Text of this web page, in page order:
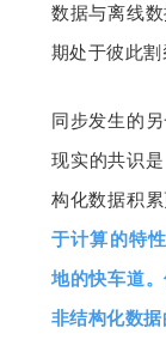
数据与离线
期处于彼此割
同步发生的
现实的共识
构化数据积
于计算的特
地的快车道
非结构化数据